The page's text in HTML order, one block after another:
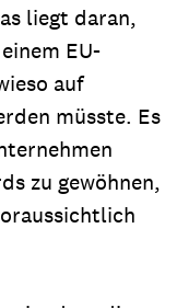
liegt daran,
EU-
auf
müsste. Es
zu gewöhnen,